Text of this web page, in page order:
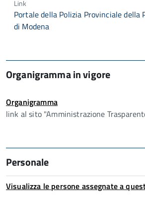
Link
Portale della Polizia Provinciale della
di Modena
Organigramma in vigore
Organigramma
link al sito "Amministrazione
Personale
Visualizza le persone assegnate a